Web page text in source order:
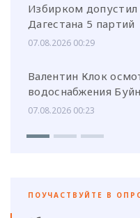
Избирком
Дагестана 5 партий
07.08.2026 00:29
Валентин Клок
водоснабжения
07.08.2026 00:23
ПОУЧАСТВУЙТЕ В